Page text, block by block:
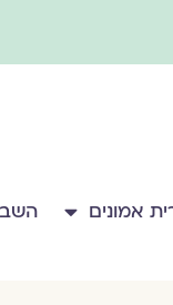
אמונים